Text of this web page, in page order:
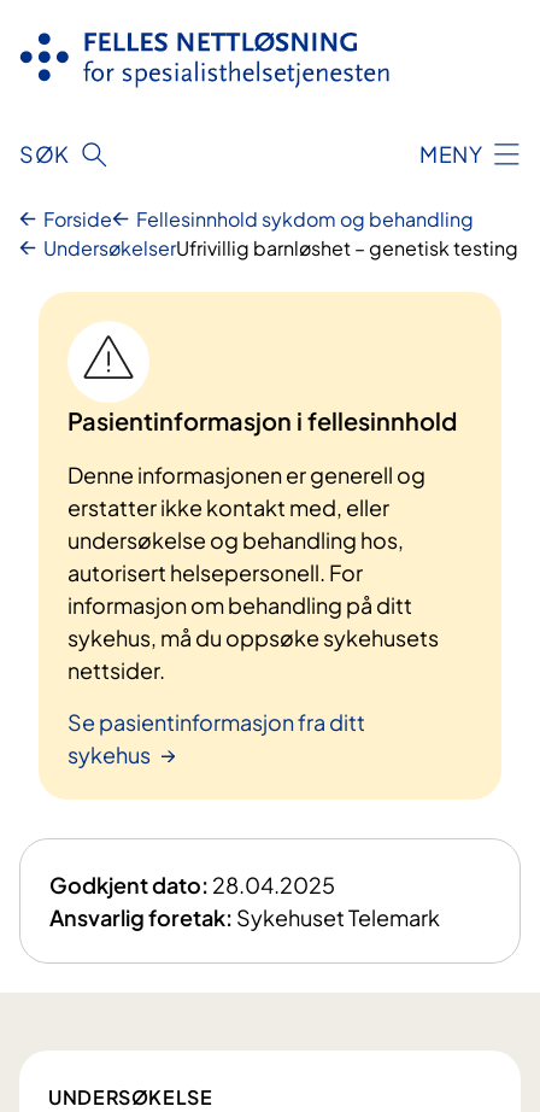
innhold
SØK MENY
Forside
Fellesinnhold sykdom og behandling
UndersøkelserUfrivillig barnløshet – genetisk testing
Pasientinformasjon i fellesinnhold
Denne informasjonen er generell og
erstatter ikke kontakt med, eller
undersøkelse og behandling hos,
autorisert helsepersonell. For
informasjon om behandling på ditt
sykehus, må du oppsøke sykehusets
nettsider.
Se pasientinformasjon fra ditt
sykehus
Godkjent dato: 28.04.2025
Ansvarlig foretak: Sykehuset Telemark
UNDERSØKELSE